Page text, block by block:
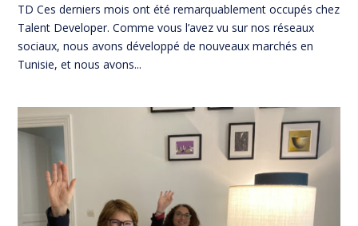
TD Ces derniers mois ont été remarquablement occupés chez
Talent Developer. Comme vous l’avez vu sur nos réseaux
sociaux, nous avons développé de nouveaux marchés en
Tunisie, et nous avons...